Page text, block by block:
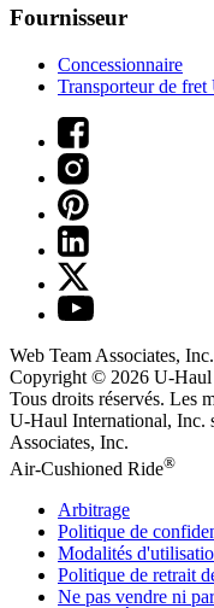
Fournisseur
Concessionnaire
Transporteur de
Web Team Associates,
Copyright © 2026 U-Haul
Tous droits réservés. Les
U-Haul International, Inc.
Associates, Inc.
Air-Cushioned Ride®
Arbitrage
Politique de
Modalités
Politique de retrait
Ne pas vendre ni